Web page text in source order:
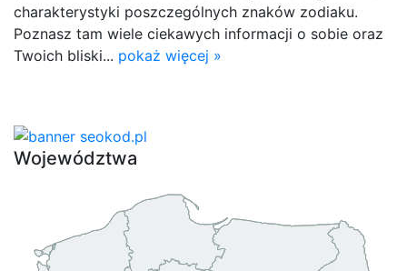
charakterystyki poszczególnych znaków zodiaku.
Poznasz tam wiele ciekawych informacji o sobie oraz
Twoich bliski... pokaż więcej »
Województwa